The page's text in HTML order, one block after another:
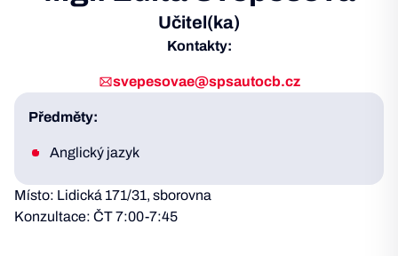
Učitel(ka)
Kontakty:
svepesovae@spsautocb.cz
Předměty:
Anglický jazyk
Místo: Lidická 171/31, sborovna
Konzultace: ČT 7:00-7:45